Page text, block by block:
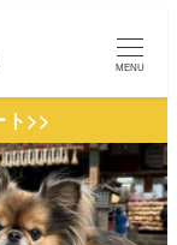
MENU
>>